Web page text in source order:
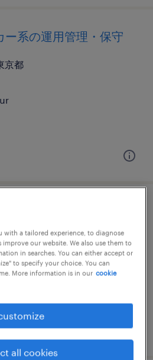
系の運用管理・保守
京都
系／流通・サービス系
京都
with a tailored experience, to diagnose
our website. We also use them to
in searches. You can either accept or
to specify your choice. You can
More information is in our cookie
all cookies